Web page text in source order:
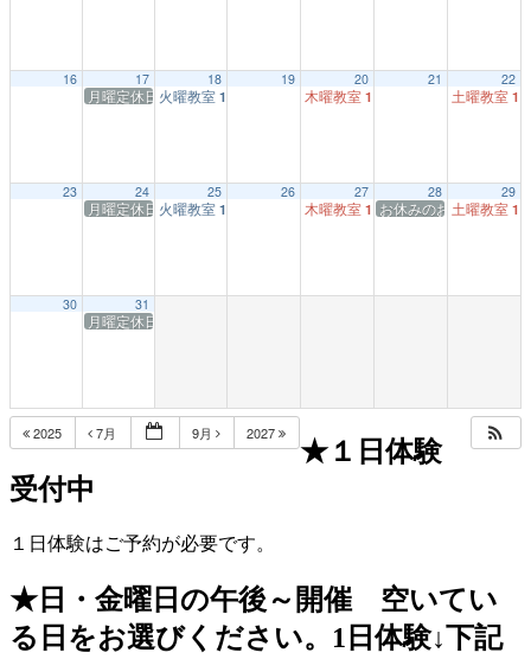
16 17
月曜定休日
18
火曜教室 1:00 PM
19 20
木曜教室 1:00 PM
21 22
土曜教室
23 24
月曜定休日
25
火曜教室 1:00 PM
26 27
木曜教室 1:00 PM
28
お休みのお知らせ★毎
29
土曜教室
30 31
月曜定休日
2025 7月 9月 2027
★１日体験
受付中
１日体験はご予約が必要です。
★日・金曜日の午後～開催 空いてい
る日をお選びください。1日体験↓下記